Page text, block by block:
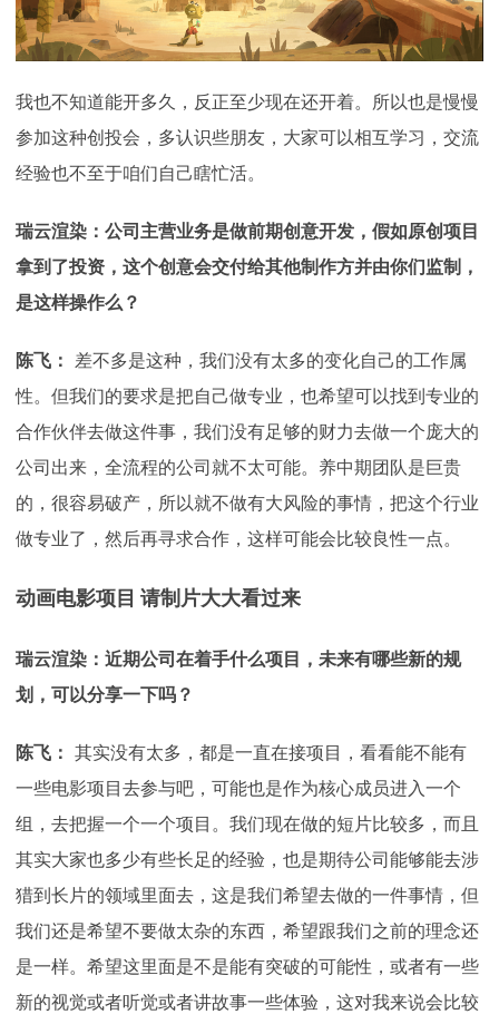
我也不知道能开多久，反正至少现在还开着。所以也是慢慢
参加这种创投会，多认识些朋友，大家可以相互学习，交流
经验也不至于咱们自己瞎忙活。
瑞云渲染：公司主营业务是做前期创意开发，假如原创项目
拿到了投资，这个创意会交付给其他制作方并由你们监制，
是这样操作么？
陈飞： 差不多是这种，我们没有太多的变化自己的工作属
性。但我们的要求是把自己做专业，也希望可以找到专业的
合作伙伴去做这件事，我们没有足够的财力去做一个庞大的
公司出来，全流程的公司就不太可能。养中期团队是巨贵
的，很容易破产，所以就不做有大风险的事情，把这个行业
做专业了，然后再寻求合作，这样可能会比较良性一点。
动画电影项目 请制片大大看过来
瑞云渲染：近期公司在着手什么项目，未来有哪些新的规
划，可以分享一下吗？
陈飞： 其实没有太多，都是一直在接项目，看看能不能有
一些电影项目去参与吧，可能也是作为核心成员进入一个
组，去把握一个一个项目。我们现在做的短片比较多，而且
其实大家也多少有些长足的经验，也是期待公司能够能去涉
猎到长片的领域里面去，这是我们希望去做的一件事情，但
我们还是希望不要做太杂的东西，希望跟我们之前的理念还
是一样。希望这里面是不是能有突破的可能性，或者有一些
新的视觉或者听觉或者讲故事一些体验，这对我来说会比较